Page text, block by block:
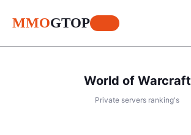
MMOGTOP
World of Warcraft
Private servers ranking's